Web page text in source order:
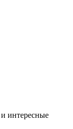
интересные